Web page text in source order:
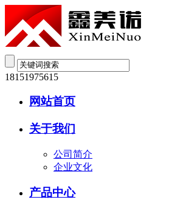
18151975615
网站首页
关于我们
公司简介
企业文化
产品中心